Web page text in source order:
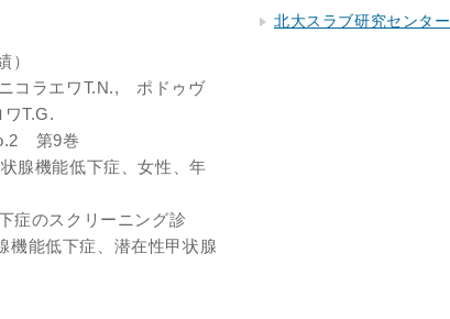
）
コラエワT.N., ポドゥヴ
T.G.
第9巻
腺機能低下症、女性、年
症のスクリーニング診
機能低下症、潜在性甲状腺
北大スラブ研究センター